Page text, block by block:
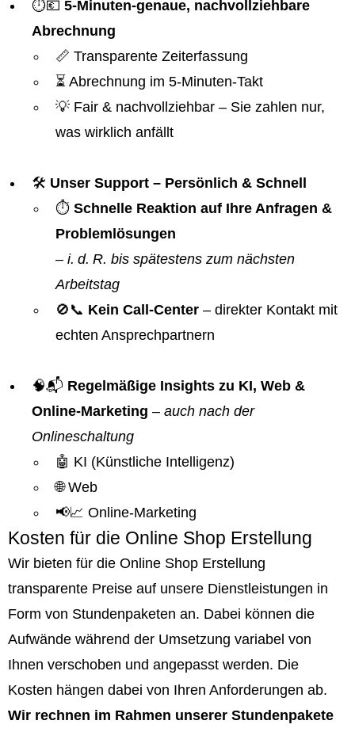
⏱️💶 5-Minuten-genaue, nachvollziehbare
Abrechnung
📏 Transparente Zeiterfassung
⏳ Abrechnung im 5-Minuten-Takt
💡 Fair & nachvollziehbar – Sie zahlen nur,
was wirklich anfällt
🛠️ Unser Support – Persönlich & Schnell
⏱️ Schnelle Reaktion auf Ihre Anfragen &
Problemlösungen
– i. d. R. bis spätestens zum nächsten
Arbeitstag
🚫📞 Kein Call-Center – direkter Kontakt mit
echten Ansprechpartnern
🧠📬 Regelmäßige Insights zu KI, Web &
Online-Marketing – auch nach der
Onlineschaltung
🤖 KI (Künstliche Intelligenz)
🌐 Web
📢📈 Online-Marketing
Kosten für die Online Shop Erstellung
Wir bieten für die Online Shop Erstellung
transparente Preise auf unsere Dienstleistungen in
Form von Stundenpaketen an. Dabei können die
Aufwände während der Umsetzung variabel von
Ihnen verschoben und angepasst werden. Die
Kosten hängen dabei von Ihren Anforderungen ab.
Wir rechnen im Rahmen unserer Stundenpakete